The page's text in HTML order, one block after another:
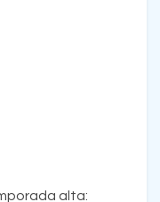
alta: